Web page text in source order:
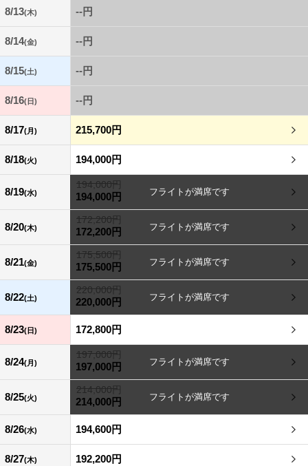
8/13(木) --円
8/14(金) --円
8/15(土) --円
8/16(日) --円
8/17(月) 215,700円
8/18(火) 194,000円
8/19(水)
194,000円
194,000円
8/20(木)
172,200円
172,200円
8/21(金)
175,500円
175,500円
8/22(土)
220,000円
220,000円
8/23(日) 172,800円
8/24(月)
197,000円
197,000円
8/25(火)
214,000円
214,000円
8/26(水) 194,600円
8/27(木) 192,200円